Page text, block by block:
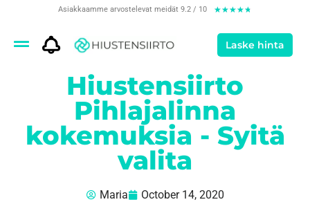
Asiakkaamme arvostelevat meidät 9.2 / 10 ★★★★★
Laske hinta
Hiustensiirto
Pihlajalinna
kokemuksia - Syitä
valita
Maria October 14, 2020